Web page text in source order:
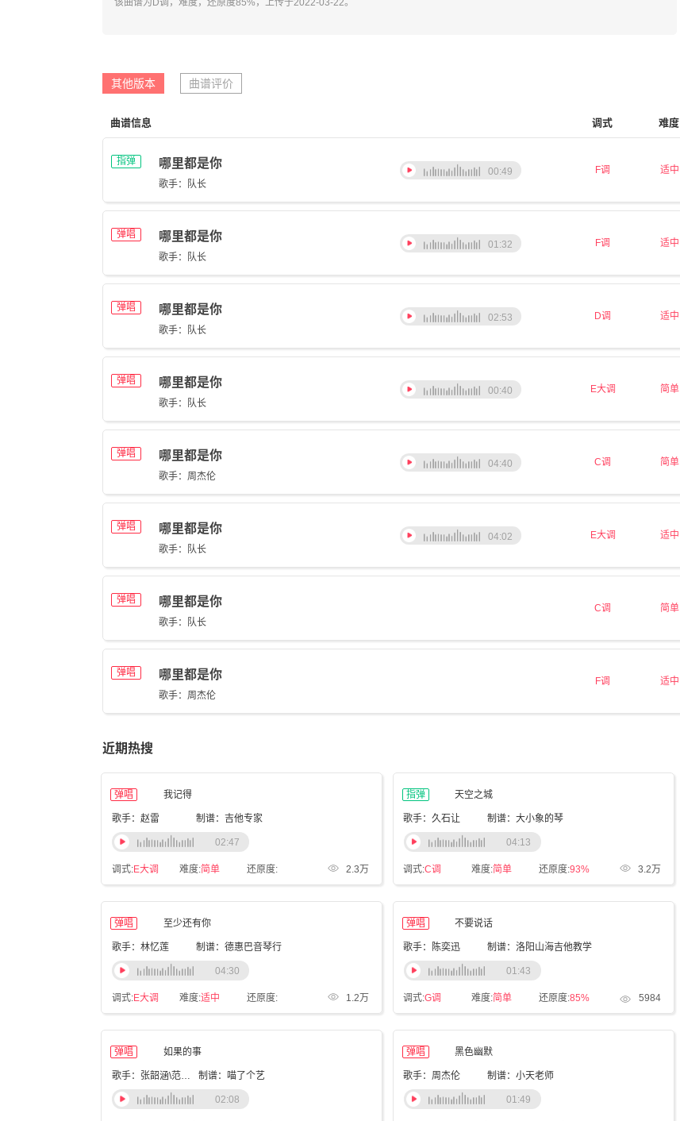
该曲谱为D调，难度，还原度85%，上传于2022-03-22。
其他版本 曲谱评价
曲谱信息 调式 难度
指弹 哪里都是你
歌手：队长
F调 适中
00:49
弹唱 哪里都是你
歌手：队长
F调 适中
01:32
弹唱 哪里都是你
歌手：队长
D调 适中
02:53
弹唱 哪里都是你
歌手：队长
E大调 简单
00:40
弹唱 哪里都是你
歌手：周杰伦
C调 简单
04:40
弹唱 哪里都是你
歌手：队长
E大调 适中
04:02
弹唱 哪里都是你
歌手：队长
C调 简单
弹唱 哪里都是你
歌手：周杰伦
F调 适中
近期热搜
弹唱 我记得
歌手：赵雷 制谱：吉他专家
调式:E大调 难度:简单 还原度: 2.3万
02:47
指弹 天空之城
歌手：久石让 制谱：大小象的琴
调式:C调 难度:简单 还原度:93% 3.2万
04:13
弹唱 至少还有你
歌手：林忆莲 制谱：德惠巴音琴行
调式:E大调 难度:适中 还原度: 1.2万
04:30
弹唱 不要说话
歌手：陈奕迅 制谱：洛阳山海吉他教学
调式:G调 难度:简单 还原度:85% 5984
01:43
弹唱 如果的事
歌手：张韶涵\范玮琪 制谱：喵了个艺
02:08
弹唱 黑色幽默
歌手：周杰伦 制谱：小天老师
01:49